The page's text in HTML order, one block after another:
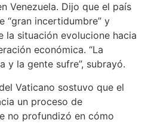
Venezuela. Dijo que el país
“gran incertidumbre” y
la situación evolucione hacia
económica. “La
y la gente sufre”, subrayó.
Vaticano sostuvo que el
un proceso de
no profundizó en cómo